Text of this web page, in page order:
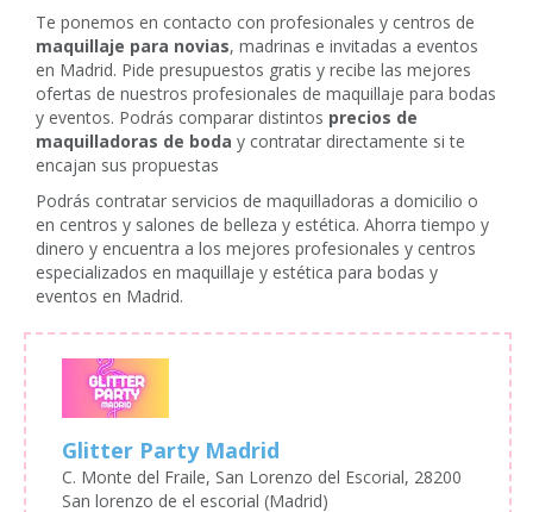
Te ponemos en contacto con profesionales y centros de
maquillaje para novias, madrinas e invitadas a eventos
en Madrid. Pide presupuestos gratis y recibe las mejores
ofertas de nuestros profesionales de maquillaje para bodas
y eventos. Podrás comparar distintos precios de
maquilladoras de boda y contratar directamente si te
encajan sus propuestas
Podrás contratar servicios de maquilladoras a domicilio o
en centros y salones de belleza y estética. Ahorra tiempo y
dinero y encuentra a los mejores profesionales y centros
especializados en maquillaje y estética para bodas y
eventos en Madrid.
Glitter Party Madrid
C. Monte del Fraile, San Lorenzo del Escorial, 28200
San lorenzo de el escorial (Madrid)